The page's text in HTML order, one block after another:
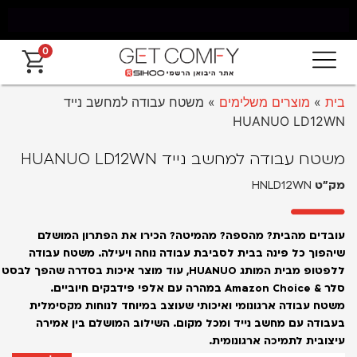
חינם מאילת עד החרמון עד 5 ימי עסקים
0
בית » מוצרים משלימים » משטח עבודה למחשב נייד
HUANUO LD12WN
משטח עבודה למחשב נייד HUANUO LD12WN
מק״ט HNLD12WN
עובדים מהבית? מהספה? מהמיטה? הכירו את הפתרון המושלם
שיהפוך כל פינה בבית לסביבת עבודה נוחה ויעילה. משטח עבודה
ללפטופ מבית המותג HUANUO, עוד מוצר איכות בסדרה שהפך לבסט
סלר & Amazon Choice במהרה עם אלפי פידבקים חיוביים.
משטח עבודה ארגונומי ואיכותי שעוצב במיוחד לנוחות מקסימלית
בעבודה עם מחשב נייד ומכל מקום. השילוב המושלם בין אמירה
עיצובית לתמיכה ארגונומית.